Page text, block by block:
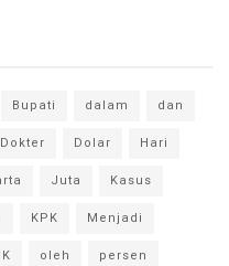
Bupati dalam
dan
Dokter Dolar
Hari
Juta
Kasus
KPK
Menjadi
oleh
persen